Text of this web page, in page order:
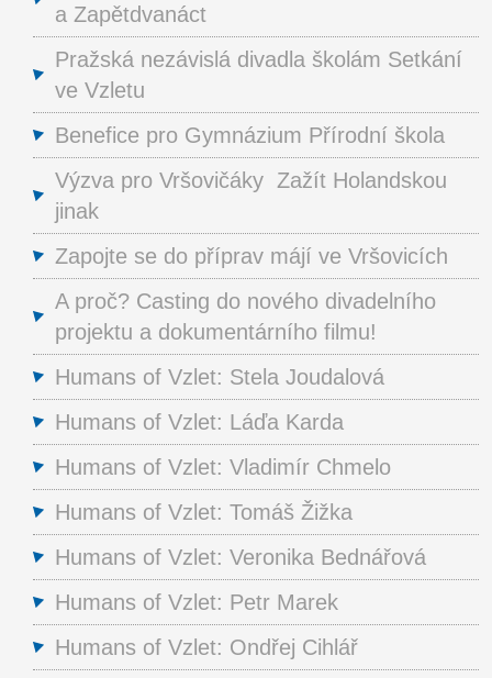
a Zapětdvanáct
Pražská nezávislá divadla školám Setkání
ve Vzletu
Benefice pro Gymnázium Přírodní škola
Výzva pro Vršovičáky Zažít Holandskou
jinak
Zapojte se do příprav májí ve Vršovicích
A proč? Casting do nového divadelního
projektu a dokumentárního filmu!
Humans of Vzlet: Stela Joudalová
Humans of Vzlet: Láďa Karda
Humans of Vzlet: Vladimír Chmelo
Humans of Vzlet: Tomáš Žižka
Humans of Vzlet: Veronika Bednářová
Humans of Vzlet: Petr Marek
Humans of Vzlet: Ondřej Cihlář